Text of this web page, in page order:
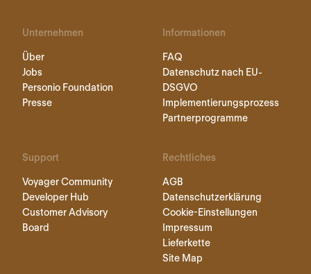
Unternehmen
Über
Jobs
Personio Foundation
Presse
Informationen
FAQ
Datenschutz nach EU-
DSGVO
Implementierungsprozess
Partnerprogramme
Support
Voyager Community
Developer Hub
Customer Advisory
Board
Rechtliches
AGB
Datenschutzerklärung
Cookie-Einstellungen
Impressum
Lieferkette
Site Map